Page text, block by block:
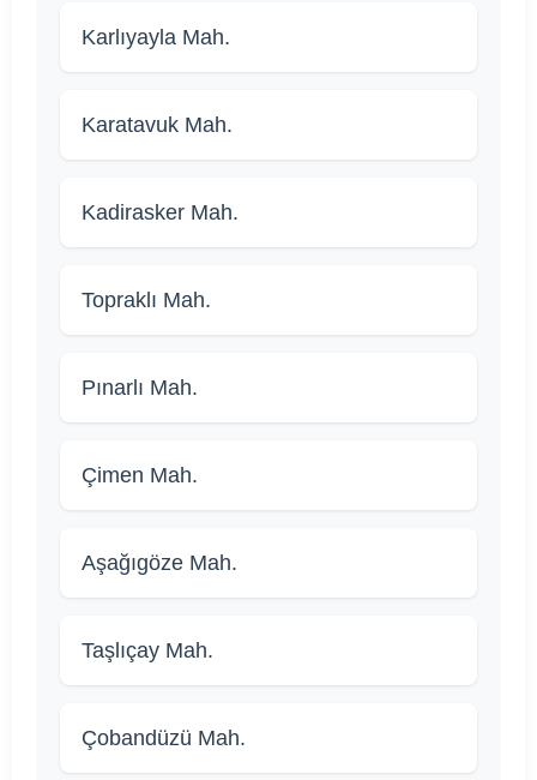
Karlıyayla Mah.
Karatavuk Mah.
Kadirasker Mah.
Topraklı Mah.
Pınarlı Mah.
Çimen Mah.
Aşağıgöze Mah.
Taşlıçay Mah.
Çobandüzü Mah.